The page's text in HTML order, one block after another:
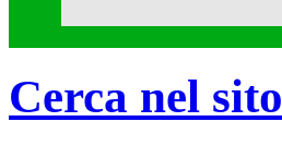
Cerca nel sito